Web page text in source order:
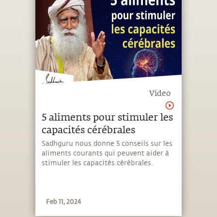
Video
5 aliments pour stimuler les
capacités cérébrales
Sadhguru nous donne 5 conseils sur les
aliments courants qui peuvent aider à
stimuler les capacités cérébrales.
Feb 11, 2024